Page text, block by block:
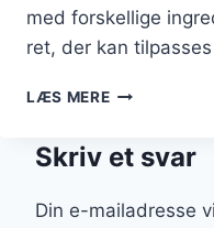
med forskellige
ret, der kan
LÆS MEREBØNNESALAT
LIGE
Skriv et svar
Din e-mailadresse